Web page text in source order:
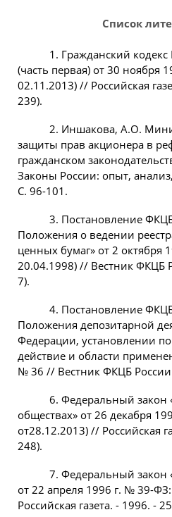
Список
1. Гражданский
(часть первая) от 30 ноября
02.11.2013) // Российская
239).
2. Иншакова, А.О.
защиты прав акционера в
гражданском
Законы России: опыт,
С. 96-101.
3. Постановление
Положения о ведении
ценных бумаг» от 2 октября
20.04.1998) // Вестник ФКЦБ
7).
4. Постановление
Положения депозитарной
Федерации, установлении
действие и области
№ 36 // Вестник ФКЦБ
6. Федеральный
обществах» от 26 декабря
от28.12.2013) // Российская
248).
7. Федеральный закон
от 22 апреля 1996 г. № 39-
Российская газета. - 1996. -